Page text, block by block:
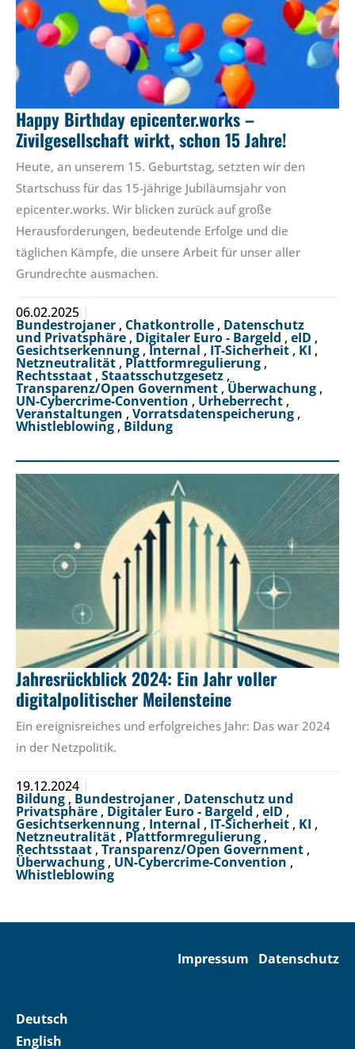
Happy Birthday epicenter.works –
Zivilgesellschaft wirkt, schon 15 Jahre!
Heute, an unserem 15. Geburtstag, setzten wir den
Startschuss für das 15-jährige Jubiläumsjahr von
epicenter.works. Wir blicken zurück auf große
Herausforderungen, bedeutende Erfolge und die
täglichen Kämpfe, die unsere Arbeit für unser aller
Grundrechte ausmachen.
06.02.2025
Bundestrojaner , Chatkontrolle , Datenschutz
und Privatsphäre , Digitaler Euro - Bargeld , eID ,
Gesichtserkennung , Internal , IT-Sicherheit , KI ,
Netzneutralität , Plattformregulierung ,
Rechtsstaat , Staatsschutzgesetz ,
Transparenz/Open Government , Überwachung ,
UN-Cybercrime-Convention , Urheberrecht ,
Veranstaltungen , Vorratsdatenspeicherung ,
Whistleblowing , Bildung
Jahresrückblick 2024: Ein Jahr voller
digitalpolitischer Meilensteine
Ein ereignisreiches und erfolgreiches Jahr: Das war 2024
in der Netzpolitik.
19.12.2024
Bildung , Bundestrojaner , Datenschutz und
Privatsphäre , Digitaler Euro - Bargeld , eID ,
Gesichtserkennung , Internal , IT-Sicherheit , KI ,
Netzneutralität , Plattformregulierung ,
Rechtsstaat , Transparenz/Open Government ,
Überwachung , UN-Cybercrime-Convention ,
Whistleblowing
Impressum Datenschutz
Deutsch
English